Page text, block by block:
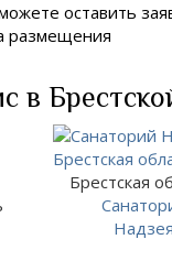
оставить
размещения
в
Брестская
Надзея